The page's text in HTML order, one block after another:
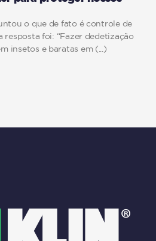
o que de fato é controle de
resposta foi: “Fazer dedetização
insetos e baratas em